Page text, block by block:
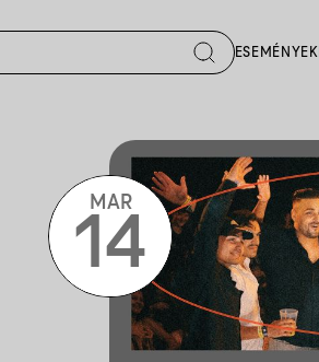
ESEMÉNYEK
MAR
14